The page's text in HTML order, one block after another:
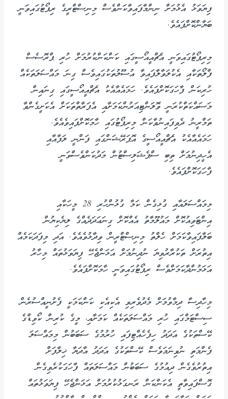
ފިޔަވަޅު އެޅުމަށް ނިންމާފައިވާކަންވެސް މިނިސްޓްރީގެ ރިޕޯޓުގައިވަނީ
ބަޔާންކޮށްފައެވެ.
މިރިޕޯޓުގައިވަނީ އެޗްއީއޯސީގައި ކަންކަންކުރުމަށް ހުރި ޕްރޮސެސް
ފްލޯތަކާއި އެކުލަވާލާފައިވާ އުސޫލުތަކުގައިވެސް ގިނަ މައްސަލަތަކެއް
ހުރިކަން ފާހަގަކޮށްފައެވެ. ހަމައެއާއެކު އެޗްއީއޯސީގައި ގިނައިން
މަސައްކަތްކުރަނީ ވޮލަންޓިއަރުންކަމަށާއި އެފަރާތްތަކަށް އެކަށީގެންވާ
ތަމްރީނު ދެވިފައިނުވާކަން މިރިޕޯޓުގައި ހާމަކޮށްފައިވެއެވެ.
ހަމައެއާއެކު އެޗްއީއޯސީގެ އޮޕަރޭޝަންގައި ފަންނީ ލަފާއާއި
އެހީދިނުމަށް ތިބި ސްޕެޝަލިސްޓުން މަދުކަންވެސްވަނީ
ފާހަގަކޮށްފައެވެ.
މިމައްސަލައާއި ގުޅިގެން ކަމާ ގުޅުންހުރި 28 މީހަކާއި
އިންޓަވިއުކޮށް މައުލޫމާތު އެއްކޮށް ގިނަޢަދަދެއްގެ ލިޔެކިޔުން
ބަލާފައިވާކަމަށް ހެލްތު މިނިސްޓްރީން ވިދާޅުވެއެވެ. އަދި މިފަދަކަމެއް
އިތުރަށް ތަކުރާރުވިޔަ ނުދިނުމަށް އަޅަންޖެހޭ ފިޔަވަޅުތައް މިހާރު
އަޅަމުންދާކަމަށްވެސް ރިޕޯޓުގައިވަނީ ހާމަކޮށްފައެވެ.
މިހާދިސާ ދިމާވުމަށް މެދުވެރިވި އެކިއެކި ކަންކަމަކީ ފެށުނީއްސުރެން
ސިސްޓަމްގައި ހުރި މައްސަލަތަކެއް ކަމަށާއި، މީގެ ކުރިން ކޯވިޑްގެ
ކޭސްތަކުގެ އަދަދު ހިފެހެއްޓިފައި ހުރުމުގެ ސަބަބުން މިމައްސަލަ
ފެންމަތި ނުވިނަމަވެސް ކޭސްތަކުގެ އަދަދު އާދަޔާ ޚިލާފަށް
އިތުރުވެގެން ދިއުމުގެ ސަބަބުން މައްސަލަތައް ފާހަގަކުރެވިގެން
ގޮސްފައިވާތީ އެކަންކަން ރަނގަޅުކުރުމަށް އަޅަންޖެހޭ ފިޔަވަޅުތައް